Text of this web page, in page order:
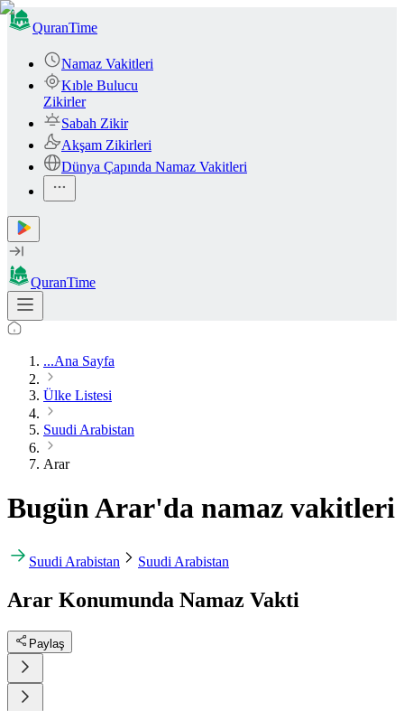
QuranTime
Namaz Vakitleri
Kıble Bulucu
Zikirler
Sabah Zikir
Akşam Zikirleri
Dünya Çapında Namaz Vakitleri
QuranTime
...Ana Sayfa
Ülke Listesi
Suudi Arabistan
Arar
Bugün Arar'da namaz vakitleri
Suudi Arabistan Suudi Arabistan
Arar Konumunda Namaz Vakti
Paylaş